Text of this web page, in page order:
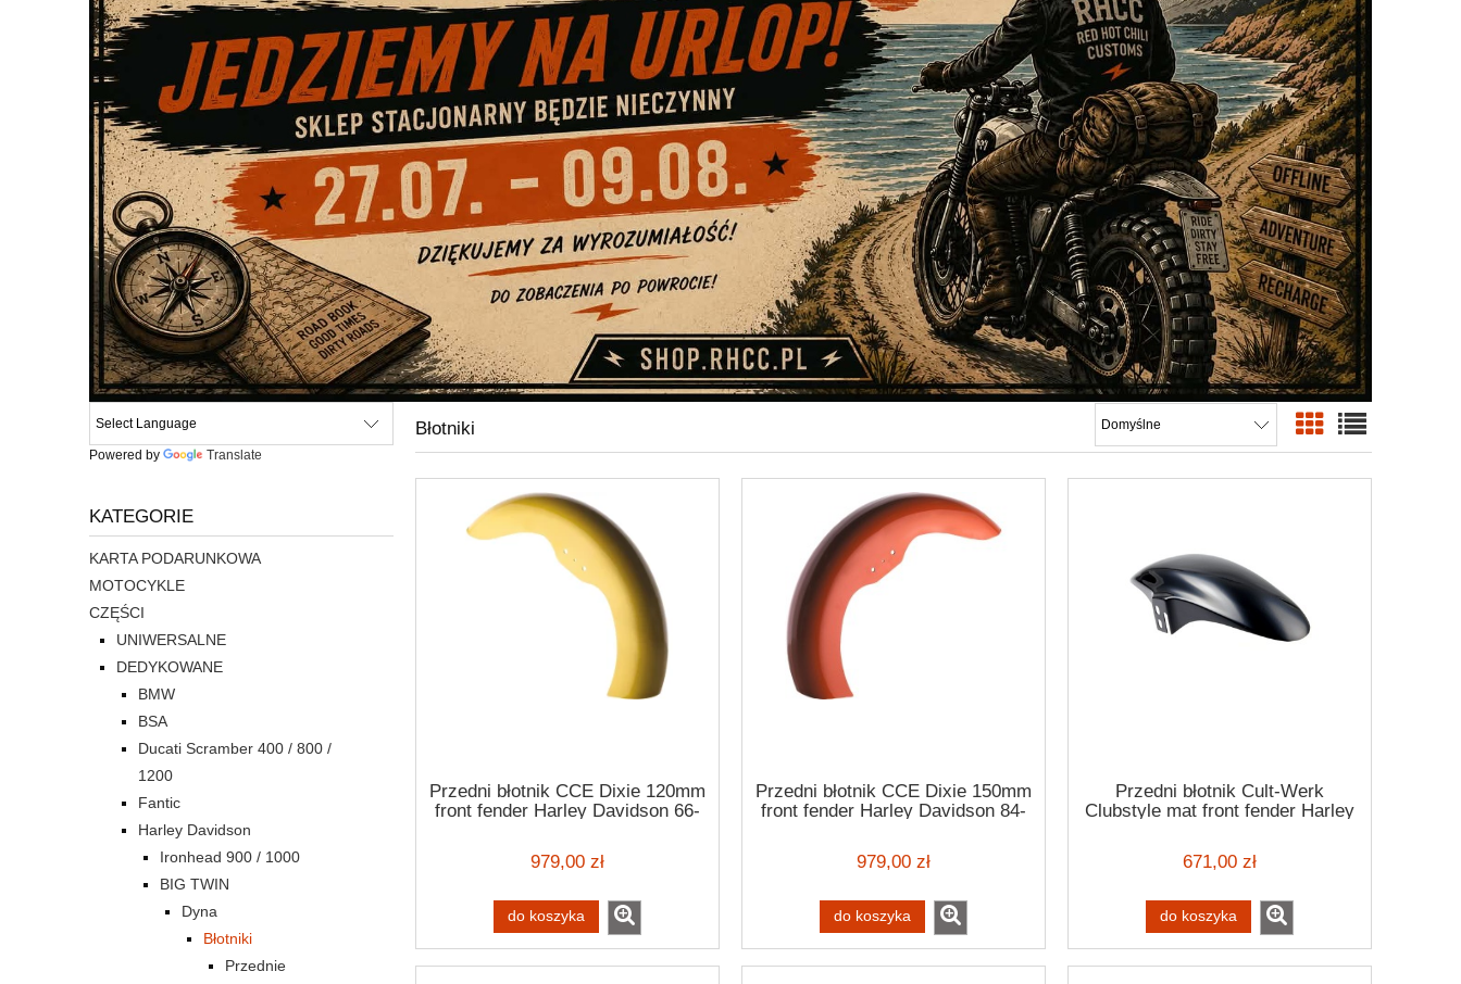
Powered by Translate
KATEGORIE
KARTA PODARUNKOWA
MOTOCYKLE
CZĘŚCI
UNIWERSALNE
DEDYKOWANE
BMW
BSA
Ducati Scramber 400 / 800 /
1200
Fantic
Harley Davidson
Ironhead 900 / 1000
BIG TWIN
Dyna
Błotniki
Przednie
Błotniki
Przedni błotnik CCE Dixie 120mm
front fender Harley Davidson 66-
979,00 zł
do koszyka
Przedni błotnik CCE Dixie 150mm
front fender Harley Davidson 84-
979,00 zł
do koszyka
Przedni błotnik Cult-Werk
Clubstyle mat front fender Harley
671,00 zł
do koszyka